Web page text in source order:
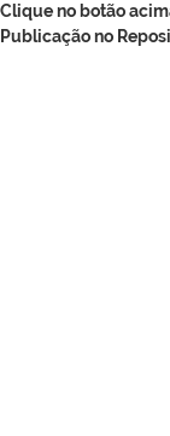
Clique no botão
Publicação no